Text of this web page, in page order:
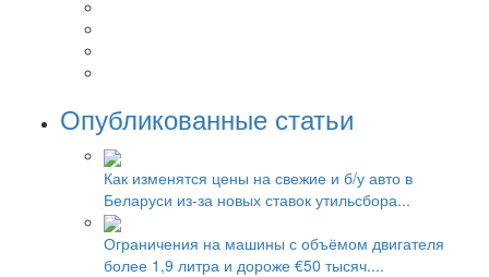
Опубликованные статьи
Как изменятся цены на свежие и б/у авто в
Беларуси из-за новых ставок утильсбора...
Ограничения на машины с объёмом двигателя
более 1,9 литра и дороже €50 тысяч....